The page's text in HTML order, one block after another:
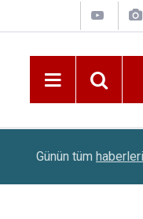
Günün tüm haberleri